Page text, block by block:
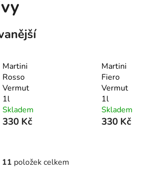
Martini
Rosso
Vermut
1l
Skladem
330 Kč
Martini
Fiero
Vermut
1l
Skladem
330 Kč
11 položek celkem